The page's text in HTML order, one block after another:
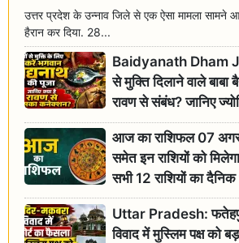
उत्तर प्रदेश के उन्नाव जिले से एक ऐसा मामला सामने
हैरान कर दिया. 28...
Baidyanath Dham
से मुक्ति दिलाने वाले बाबा
रावण से संबंध? जानिए
आज का राशिफल 07
समेत इन राशियों को
सभी 12 राशियों का
Uttar Pradesh:
विवाद में मुस्लिम पक्ष को